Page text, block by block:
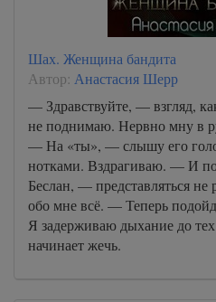
Шах. Женщина бандита
Автор: Анастасия Шерр
— Здравствуйте, — взгляд,
не поднимаю. Нервно мну в
— На «ты», — слышу его
нотками. Вздрагиваю. — И
Беслан, — представляться
обо мне всё. — Теперь
Я задерживаю дыхание до
начинает жечь.